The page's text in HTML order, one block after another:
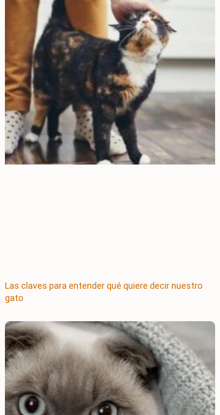
Las claves para entender qué quiere decir nuestro
gato